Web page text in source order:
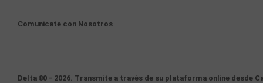
Comunicate con Nosotros
Delta 80 - 2026. Transmite a través de su plataforma online desde